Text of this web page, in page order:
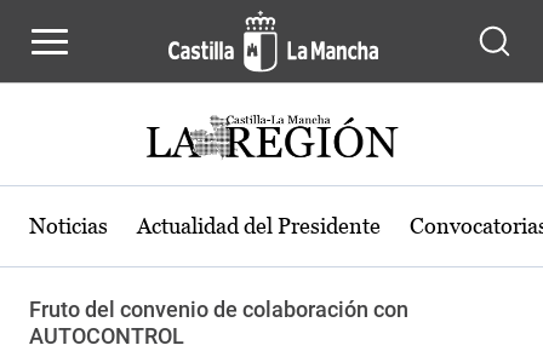
Noticias Actualidad del Presidente
Fruto del convenio de colaboración con
AUTOCONTROL